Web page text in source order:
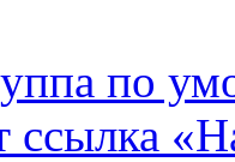
по
ссылка